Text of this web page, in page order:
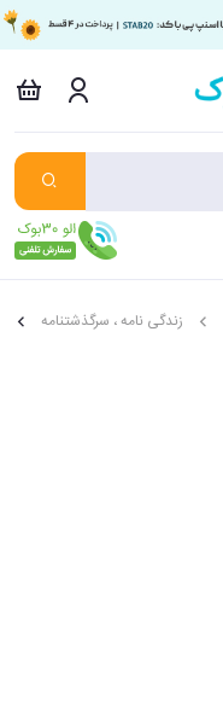
زندگی نامه ، سرگذشتنامه